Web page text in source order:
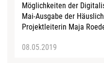
Möglichkeiten der
Mai-Ausgabe der
Projektleiterin Maja
08.05.2019